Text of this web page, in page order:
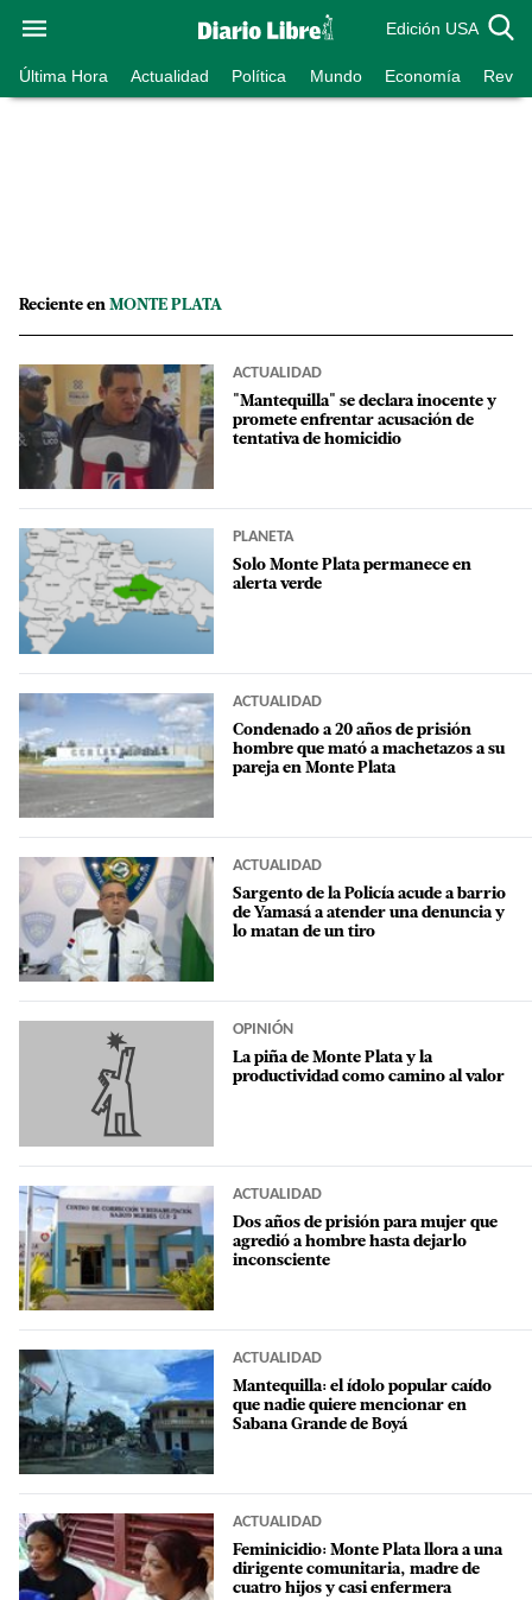
Edición USA
Última Hora Actualidad Política Mundo Economía
Reciente en MONTE PLATA
ACTUALIDAD
"Mantequilla" se declara inocente y
promete enfrentar acusación de
tentativa de homicidio
PLANETA
Solo Monte Plata permanece en
alerta verde
ACTUALIDAD
Condenado a 20 años de prisión
hombre que mató a machetazos a su
pareja en Monte Plata
ACTUALIDAD
Sargento de la Policía acude a barrio
de Yamasá a atender una denuncia y
lo matan de un tiro
OPINIÓN
La piña de Monte Plata y la
productividad como camino al valor
ACTUALIDAD
Dos años de prisión para mujer que
agredió a hombre hasta dejarlo
inconsciente
ACTUALIDAD
Mantequilla: el ídolo popular caído
que nadie quiere mencionar en
Sabana Grande de Boyá
ACTUALIDAD
Feminicidio: Monte Plata llora a una
dirigente comunitaria, madre de
cuatro hijos y casi enfermera